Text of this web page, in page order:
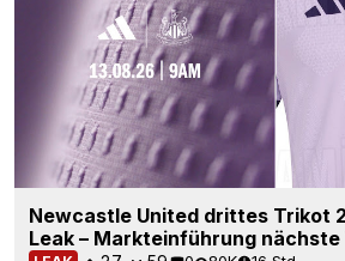
Newcastle United drittes Trikot
Leak – Markteinführung nächste